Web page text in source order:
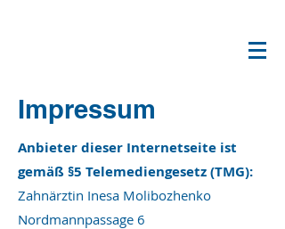
Impressum
Anbieter dieser Internetseite ist
gemäß §5 Telemediengesetz (TMG):
Zahnärztin Inesa Molibozhenko
Nordmannpassage 6